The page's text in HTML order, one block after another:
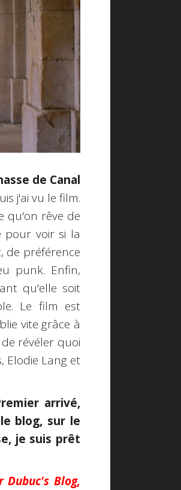
de Canal
j'ai vu le film.
qu'on rêve de
pour voir si la
de préférence
punk. Enfin,
qu'elle soit
Le film est
vite grâce à
révéler quoi
Elodie Lang et
arrivé,
blog, sur le
je suis prêt
Dubuc's Blog,